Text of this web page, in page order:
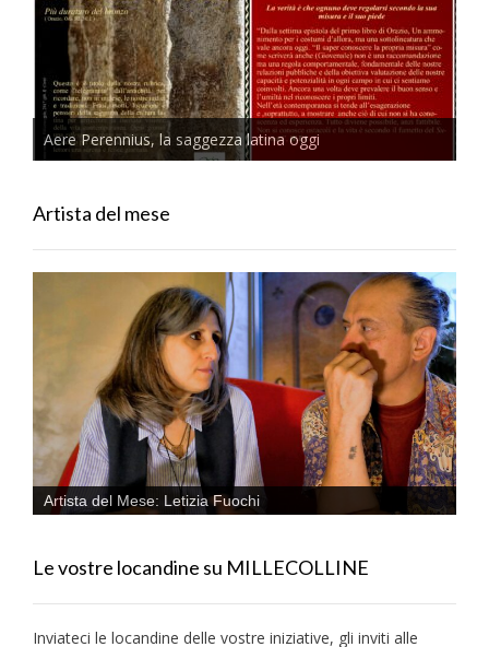
Aere Perennius, la saggezza latina oggi
Artista del mese
Artista del Mese: Letizia Fuochi
Le vostre locandine su MILLECOLLINE
Inviateci le locandine delle vostre iniziative, gli inviti alle